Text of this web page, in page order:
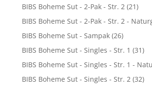
BIBS Boheme Sut - 2-Pak - Str. 2 (21)
BIBS Boheme Sut - 2-Pak - Str. 2 -
BIBS Boheme Sut - Sampak (26)
BIBS Boheme Sut - Singles - Str. 1 (31)
BIBS Boheme Sut - Singles - Str. 1 -
BIBS Boheme Sut - Singles - Str. 2 (32)